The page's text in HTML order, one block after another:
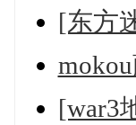
[东方
[war3